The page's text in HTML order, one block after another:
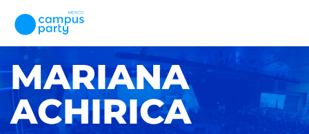
MARIANA
ACHIRICA